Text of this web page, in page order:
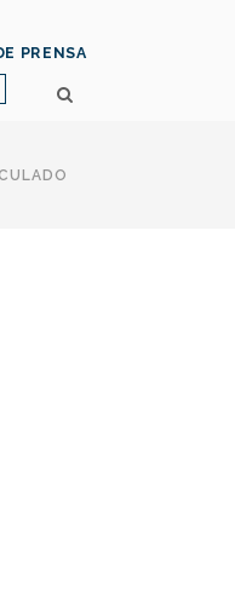
PRENSA